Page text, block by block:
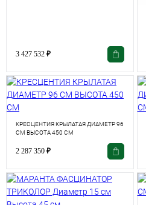
3 427 532 ₽
КРЕСЦЕНТИЯ КРЫЛАТАЯ ДИАМЕТР 96
СМ ВЫСОТА 450 СМ
2 287 350 ₽